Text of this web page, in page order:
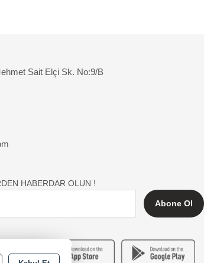
Sait Elçi Sk. No:9/B
HABERDAR OLUN !
Abone Ol